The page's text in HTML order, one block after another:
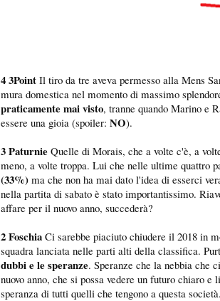
4 3Point Il tiro da tre aveva permesso alla Mens
mura domestica nel momento di massimo
praticamente mai visto, tranne quando Marino e
essere una gioia (spoiler: NO).
3 Paturnie Quelle di Morais, che a volte c'è, a
meno, a volte troppa. Lui che nelle ultime quattro
(33%) ma che non ha mai dato l'idea di esserci
nella partita di sabato è stato importantissimo.
affare per il nuovo anno, succederà?
2 Foschia Ci sarebbe piaciuto chiudere il 2018 in
squadra lanciata nelle parti alti della classifica.
dubbi e le speranze. Speranze che la nebbia che
nuovo anno, che si possa vedere un futuro chiaro
speranza di tutti quelli che tengono a questa società.